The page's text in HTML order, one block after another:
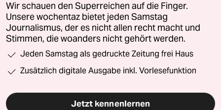
Wir schauen den Superreichen auf die Finger.
Unsere wochentaz bietet jeden Samstag
Journalismus, der es nicht allen recht macht und
Stimmen, die woanders nicht gehört werden.
Jeden Samstag als gedruckte Zeitung frei Haus
Zusätzlich digitale Ausgabe inkl. Vorlesefunktion
Jetzt kennenlernen